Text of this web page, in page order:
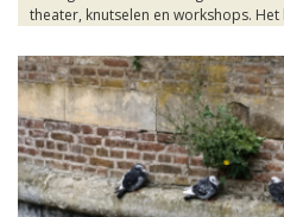
theater, knutselen en workshops.